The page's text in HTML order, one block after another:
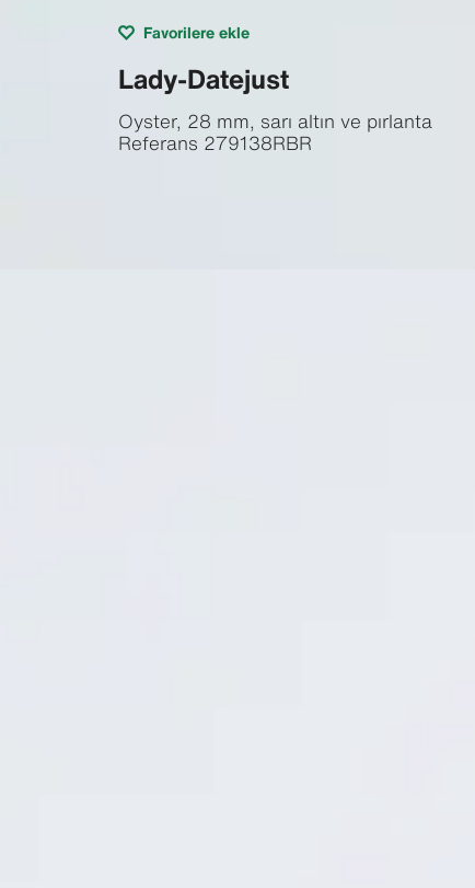
Favorilere ekle
Lady-Datejust
Oyster, 28 mm, sarı altın ve pırlanta
Referans 279138RBR